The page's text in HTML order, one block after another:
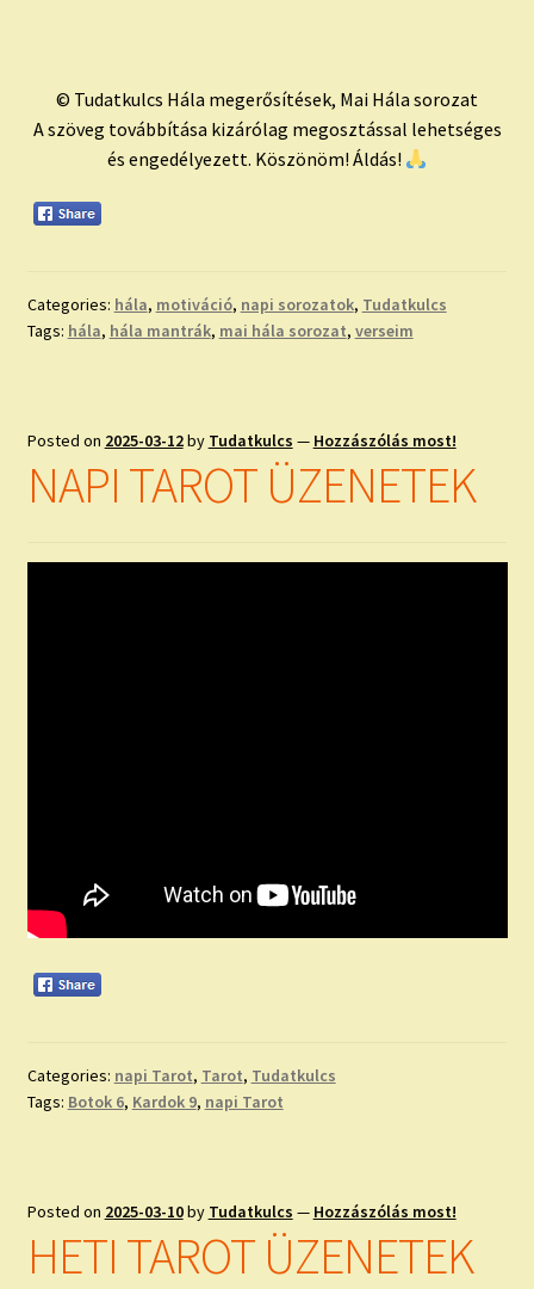
© Tudatkulcs Hála megerősítések, Mai Hála sorozat
A szöveg továbbítása kizárólag megosztással lehetséges
és engedélyezett. Köszönöm! Áldás!
Categories: hála, motiváció, napi sorozatok, Tudatkulcs
Tags: hála, hála mantrák, mai hála sorozat, verseim
Posted on 2025-03-12by Tudatkulcs — Hozzászólás most!
NAPI TAROT ÜZENETEK
Categories: napi Tarot, Tarot, Tudatkulcs
Tags: Botok 6, Kardok 9, napi Tarot
Posted on 2025-03-10by Tudatkulcs — Hozzászólás most!
HETI TAROT ÜZENETEK